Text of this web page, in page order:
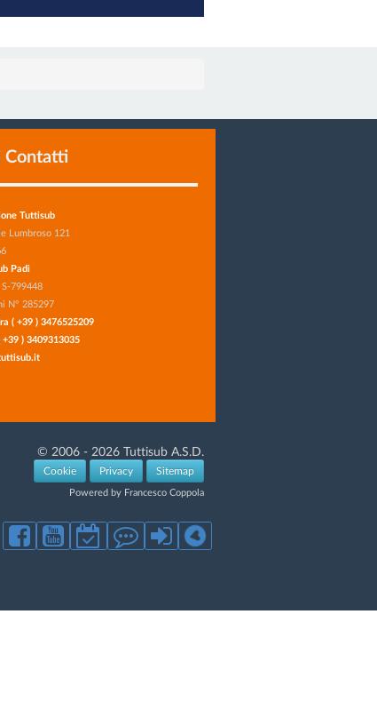
Contatti
Tuttisub
Lumbroso 121
Padi
799448
N° 285297
( +39 ) 3476525209
) 3409313035
© 2006 - 2026 Tuttisub A.S.D.
Cookie Privacy Sitemap
Powered by Francesco Coppola